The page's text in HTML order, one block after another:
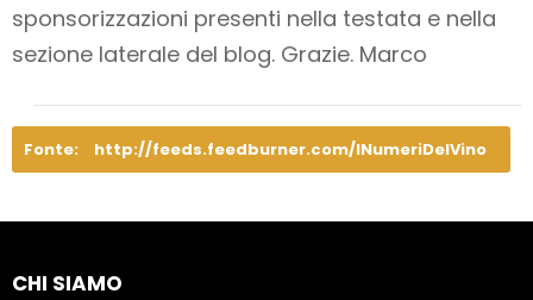
sponsorizzazioni presenti nella testata e nella
sezione laterale del blog. Grazie. Marco
Fonte: http://feeds.feedburner.com/INumeriDelVino
CHI SIAMO